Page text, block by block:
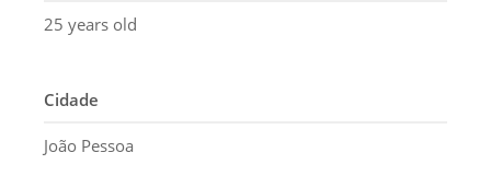
25 years old
Cidade
João Pessoa